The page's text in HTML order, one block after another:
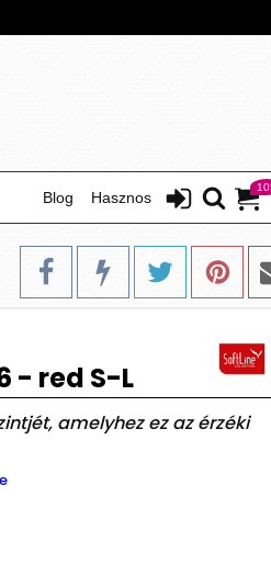
Hasznos
Blog
- red S-L
amelyhez ez az érzéki